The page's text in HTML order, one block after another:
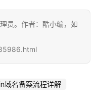
员。作者：酷小编，如
域名备案流程详解